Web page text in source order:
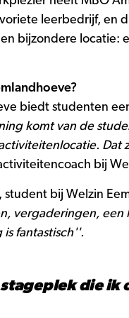
leerbedrijf, en
bijzondere locatie:
biedt studenten
komt van de
Dat
bij
student bij Welzin
vergaderingen, een
fantastisch''.
stageplek die ik